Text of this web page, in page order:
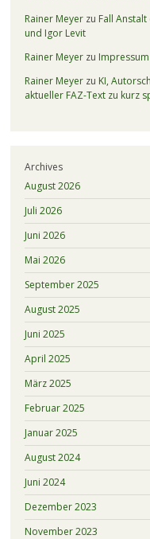
Rainer Meyerzu Fall
und Igor Levit
Rainer Meyerzu Impressum
Rainer Meyerzu KI,
aktueller FAZ-Text zu kurz
Archives
August 2026
Juli 2026
Juni 2026
Mai 2026
September 2025
August 2025
Juni 2025
April 2025
März 2025
Februar 2025
Januar 2025
August 2024
Juni 2024
Dezember 2023
November 2023